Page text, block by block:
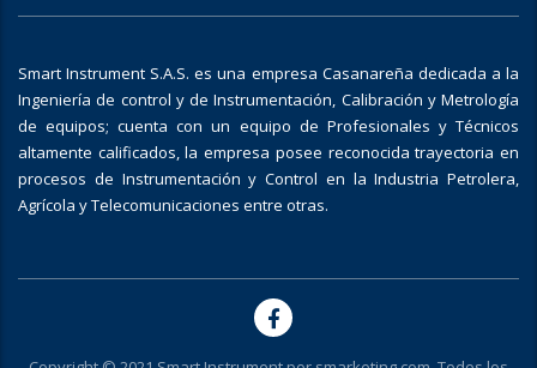
Smart Instrument S.A.S. es una empresa Casanareña dedicada a la
Ingeniería de control y de Instrumentación, Calibración y Metrología
de equipos; cuenta con un equipo de Profesionales y Técnicos
altamente calificados, la empresa posee reconocida trayectoria en
procesos de Instrumentación y Control en la Industria Petrolera,
Agrícola y Telecomunicaciones entre otras.